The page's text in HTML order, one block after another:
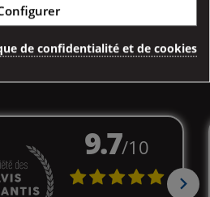
Avis clients
de confidentialité et de cookies